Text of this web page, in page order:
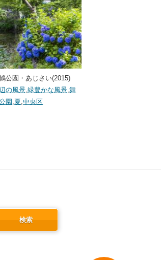
公園・あじさい(2015)
の風景 ,緑豊かな風景 ,舞
園 夏 ,中央区
検索